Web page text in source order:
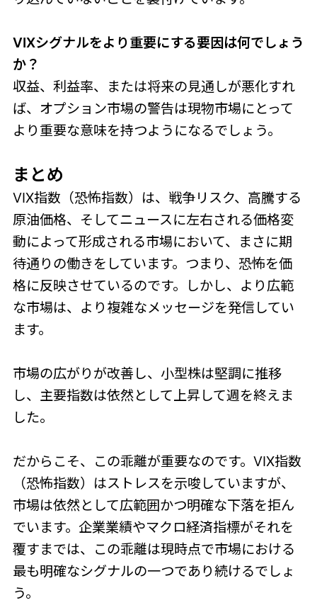
VIXシグナルをより重要にする要因は何でしょう
か？
収益、利益率、または将来の見通しが悪化すれ
ば、オプション市場の警告は現物市場にとって
より重要な意味を持つようになるでしょう。
まとめ
VIX指数（恐怖指数）は、戦争リスク、高騰する
原油価格、そしてニュースに左右される価格変
動によって形成される市場において、まさに期
待通りの働きをしています。つまり、恐怖を価
格に反映させているのです。しかし、より広範
な市場は、より複雑なメッセージを発信してい
ます。
市場の広がりが改善し、小型株は堅調に推移
し、主要指数は依然として上昇して週を終えま
した。
だからこそ、この乖離が重要なのです。VIX指数
（恐怖指数）はストレスを示唆していますが、
市場は依然として広範囲かつ明確な下落を拒ん
でいます。企業業績やマクロ経済指標がそれを
覆すまでは、この乖離は現時点で市場における
最も明確なシグナルの一つであり続けるでしょ
う。